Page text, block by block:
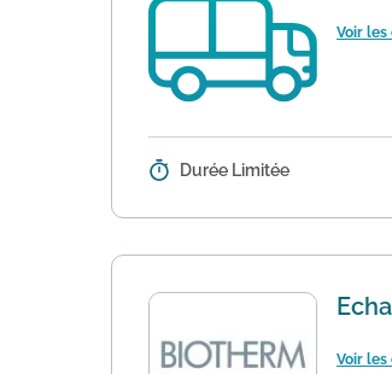
Voir
Détails : Dès 40€ d'achat
Durée Limitée
Voir